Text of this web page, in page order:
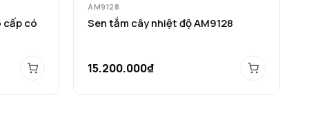
cấp có
AM9128
Sen tắm cây nhiệt độ AM9128
15.200.000₫